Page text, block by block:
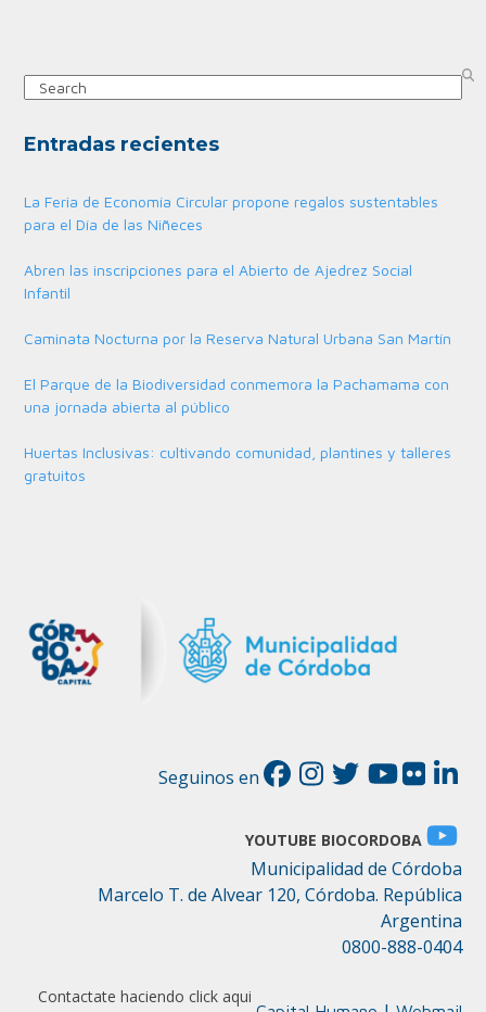
Search
Entradas recientes
La Feria de Economía Circular propone regalos sustentables
para el Día de las Niñeces
Abren las inscripciones para el Abierto de Ajedrez Social
Infantil
Caminata Nocturna por la Reserva Natural Urbana San Martín
El Parque de la Biodiversidad conmemora la Pachamama con
una jornada abierta al público
Huertas Inclusivas: cultivando comunidad, plantines y talleres
gratuitos
Contactate haciendo click aqui
Seguinos en
YOUTUBE BIOCORDOBA
Municipalidad de Córdoba
Marcelo T. de Alvear 120, Córdoba. República
Argentina
0800-888-0404